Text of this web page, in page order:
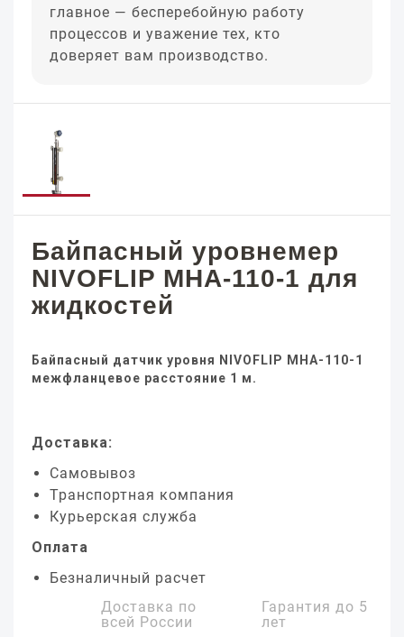
главное — бесперебойную работу
процессов и уважение тех, кто
доверяет вам производство.
Байпасный уровнемер
NIVOFLIP MHA-110-1 для
жидкостей
Байпасный датчик уровня NIVOFLIP MHA-110-1
межфланцевое расстояние 1 м.
Доставка:
Самовывоз
Транспортная компания
Курьерская служба
Оплата
Безналичный расчет
Доставка по
всей России
Гарантия до 5
лет